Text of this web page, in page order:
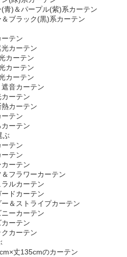
(青)＆パープル(紫)系カーテン
＆ブラック(黒)系カーテン
テン
光カーテン
カーテン
カーテン
カーテン
遮音カーテン
ーテン
カーテン
テン
ーテン
ぶ
テン
テン
ーテン
＆フラワーカーテン
ルカーテン
ードカーテン
＆ストライプカーテン
ーカーテン
ーテン
カーテン
丈135cmのカーテン